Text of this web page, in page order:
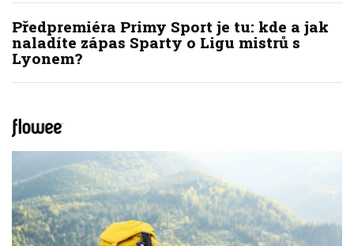
Předpremiéra Primy Sport je tu: kde a jak
naladíte zápas Sparty o Ligu mistrů s
Lyonem?